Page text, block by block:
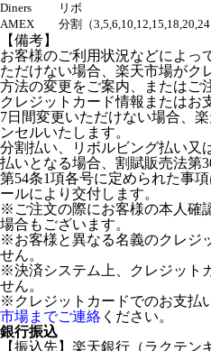
Diners
リボ
AMEX
分割（
【備考】
お客様のご利用状況などによっ
ただけない場合、楽天市場がク
方法の変更をご案内、またはご
クレジットカード情報またはお
7日間変更いただけない場合、
ンセルいたします。
分割払い、リボルビング払い又
払いとなる場合、割賦販売法第
第54条1項各号に定められた事
ールにより交付します。
※ご注文の際にお客様の本人確
場合もございます。
※お客様と異なる名義のクレジ
せん。
※決済システム上、クレジット
せん。
※クレジットカードでのお支払
市場までご連絡 ください。
銀行振込
【振込先】楽天銀行（ラクテ